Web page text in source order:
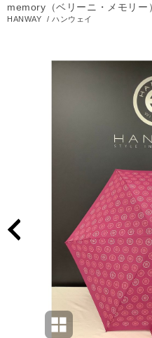
memory（ベリーニ・メモリー
HANWAY /ハンウェイ